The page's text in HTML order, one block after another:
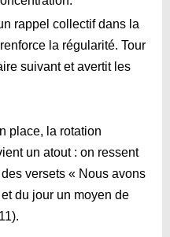
rappel collectif dans la
la régularité. Tour
suivant et avertit les
place, la rotation
un atout : on ressent
versets « Nous avons
du jour un moyen de